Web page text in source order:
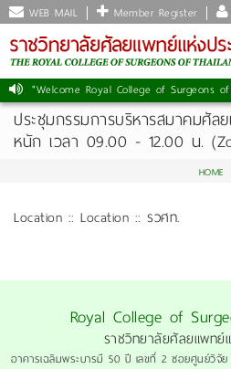
WEB MAIL Member Register
"Welcome Royal College of Surgeons of
ประชุมกรรมการบริหารสมาคมศัล
หนัก เวลา 09.00 - 12.00 น.
HOME
Location :: Location :: รวศท.
Royal College of
ราชวิทยาลัยศัลยแพทย์
อาคารเฉลิมพระบารมี 50 ปี เลขที่ 2 ซอยศูนย์วิจั